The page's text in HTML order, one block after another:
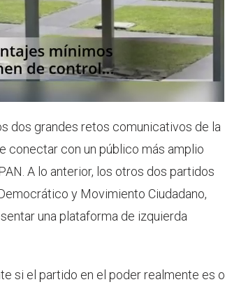
dos grandes retos comunicativos de la
conectar con un público más amplio
A lo anterior, los otros dos partidos
y Movimiento Ciudadano,
una plataforma de izquierda
si el partido en el poder realmente es o